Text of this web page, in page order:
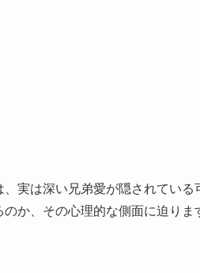
実は深い兄弟愛が隠されている
か、その心理的な側面に迫りま